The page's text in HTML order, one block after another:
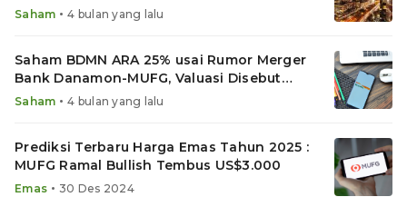
Cair!
Saham • 4 bulan yang lalu
Saham BDMN ARA 25% usai Rumor Merger
Bank Danamon-MUFG, Valuasi Disebut
Rp8.000
Saham • 4 bulan yang lalu
Prediksi Terbaru Harga Emas Tahun 2025 :
MUFG Ramal Bullish Tembus US$3.000
Emas • 30 Des 2024